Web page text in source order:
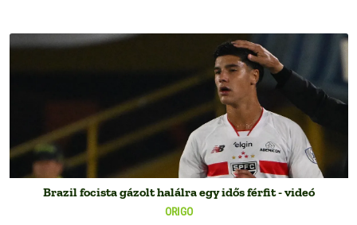
ORIGO
Brazil focista gázolt halálra egy idős férfit - videó